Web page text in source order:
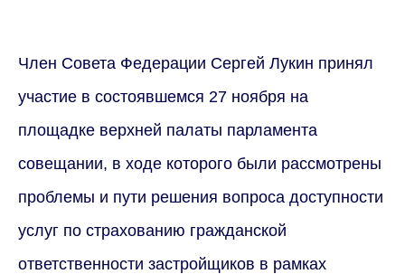
Член Совета Федерации Сергей Лукин принял
участие в состоявшемся 27 ноября на
площадке верхней палаты парламента
совещании, в ходе которого были рассмотрены
проблемы и пути решения вопроса доступности
услуг по страхованию гражданской
ответственности застройщиков в рамках